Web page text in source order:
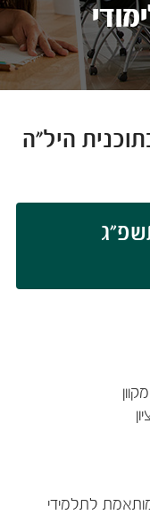
היל"ה
לתלמידי